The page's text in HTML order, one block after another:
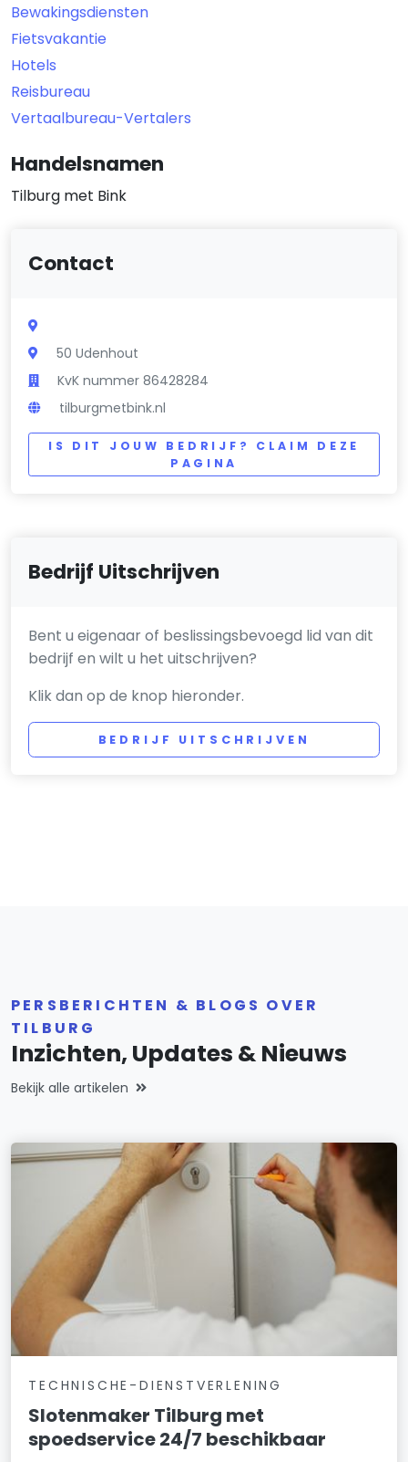
Bewakingsdiensten
Fietsvakantie
Hotels
Reisbureau
Vertaalbureau-Vertalers
Handelsnamen
Tilburg met Bink
Contact
50 Udenhout
KvK nummer 86428284
tilburgmetbink.nl
IS DIT JOUW BEDRIJF? CLAIM DEZE
PAGINA
Bedrijf Uitschrijven
Bent u eigenaar of beslissingsbevoegd lid van dit
bedrijf en wilt u het uitschrijven?
Klik dan op de knop hieronder.
BEDRIJF UITSCHRIJVEN
PERSBERICHTEN & BLOGS OVER
TILBURG
Inzichten, Updates & Nieuws
Bekijk alle artikelen
TECHNISCHE-DIENSTVERLENING
Slotenmaker Tilburg met
spoedservice 24/7 beschikbaar